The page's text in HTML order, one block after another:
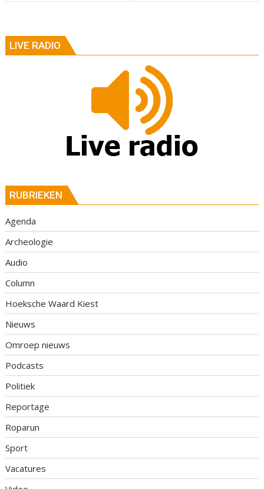
LIVE RADIO
RUBRIEKEN
Agenda
Archeologie
Audio
Column
Hoeksche Waard Kiest
Nieuws
Omroep nieuws
Podcasts
Politiek
Reportage
Roparun
Sport
Vacatures